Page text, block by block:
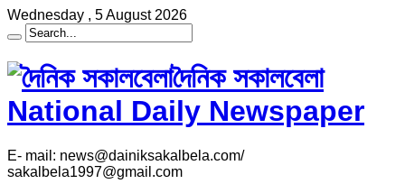
Wednesday , 5 August 2026
দৈনিক সকালবেলা
National Daily Newspaper
E- mail: news@dainiksakalbela.com/
sakalbela1997@gmail.com